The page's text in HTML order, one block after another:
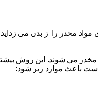
مخدر را از بدن می زداید و
مخدر می شوند. این روش
باعث موارد زیر شود: